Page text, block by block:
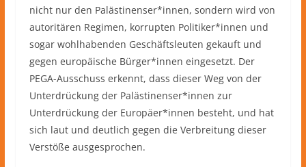
nicht nur den Palästinenser*innen, sondern wird von
autoritären Regimen, korrupten Politiker*innen und
sogar wohlhabenden Geschäftsleuten gekauft und
gegen europäische Bürger*innen eingesetzt. Der
PEGA-Ausschuss erkennt, dass dieser Weg von der
Unterdrückung der Palästinenser*innen zur
Unterdrückung der Europäer*innen besteht, und hat
sich laut und deutlich gegen die Verbreitung dieser
Verstöße ausgesprochen.